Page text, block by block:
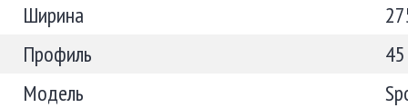
Ширина
Профиль
45
Модель